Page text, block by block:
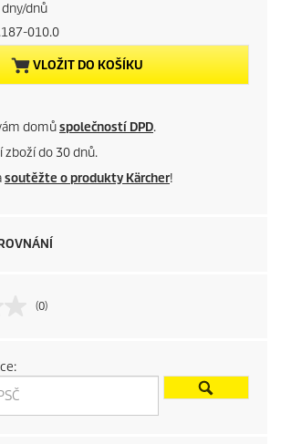
dny/dnů
010.0
VLOŽIT DO KOŠÍKU
domůspolečností DPD.
zboží do 30 dnů.
soutěžte o produkty Kärcher!
(0)